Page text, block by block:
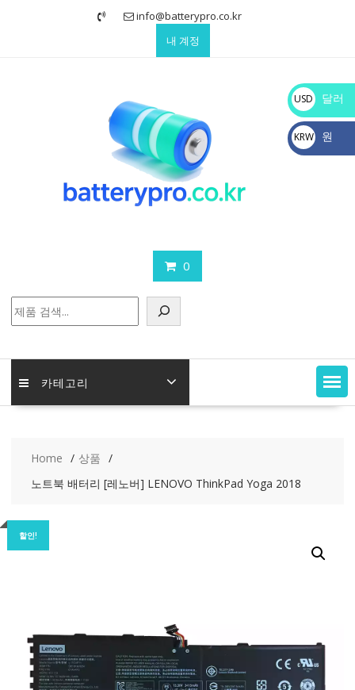
info@batterypro.co.kr
내 계정
0
색
카테고리
Home
상품
노트북 배터리 [레노버] LENOVO ThinkPad Yoga 2018
할인!
USD
$
달러
KRW
₩
원